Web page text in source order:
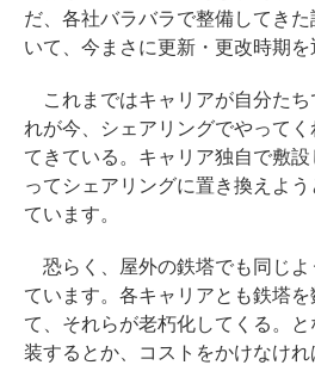
だ、各社バラバラで整備してき
いて、今まさに更新・更改時期を
これまではキャリアが自分たち
れが今、シェアリングでやって
てきている。キャリア独自で敷
ってシェアリングに置き換えよ
ています。
恐らく、屋外の鉄塔でも同じよ
ています。各キャリアとも鉄塔
て、それらが老朽化してくる。
装するとか、コストをかけなけれ